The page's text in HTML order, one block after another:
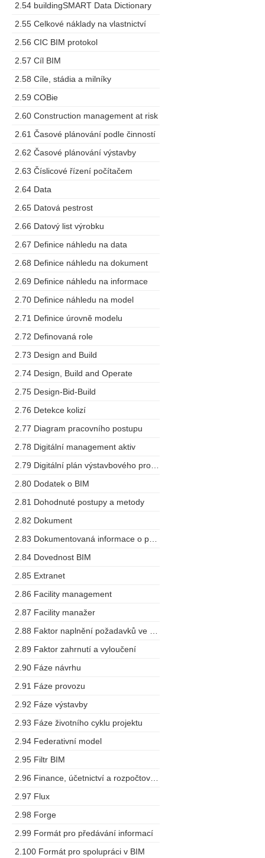
2.54 buildingSMART Data Dictionary
2.55 Celkové náklady na vlastnictví
2.56 CIC BIM protokol
2.57 Cíl BIM
2.58 Cíle, stádia a milníky
2.59 COBie
2.60 Construction management at risk
2.61 Časové plánování podle činností
2.62 Časové plánování výstavby
2.63 Číslicové řízení počítačem
2.64 Data
2.65 Datová pestrost
2.66 Datový list výrobku
2.67 Definice náhledu na data
2.68 Definice náhledu na dokument
2.69 Definice náhledu na informace
2.70 Definice náhledu na model
2.71 Definice úrovně modelu
2.72 Definovaná role
2.73 Design and Build
2.74 Design, Build and Operate
2.75 Design-Bid-Build
2.76 Detekce kolizí
2.77 Diagram pracovního postupu
2.78 Digitální management aktiv
2.80 Dodatek o BIM
2.81 Dohodnuté postupy a metody
2.82 Dokument
2.84 Dovednost BIM
2.85 Extranet
2.86 Facility management
2.87 Facility manažer
2.89 Faktor zahrnutí a vyloučení
2.90 Fáze návrhu
2.91 Fáze provozu
2.92 Fáze výstavby
2.93 Fáze životního cyklu projektu
2.94 Federativní model
2.95 Filtr BIM
2.97 Flux
2.98 Forge
2.99 Formát pro předávání informací
2.100 Formát pro spolupráci v BIM